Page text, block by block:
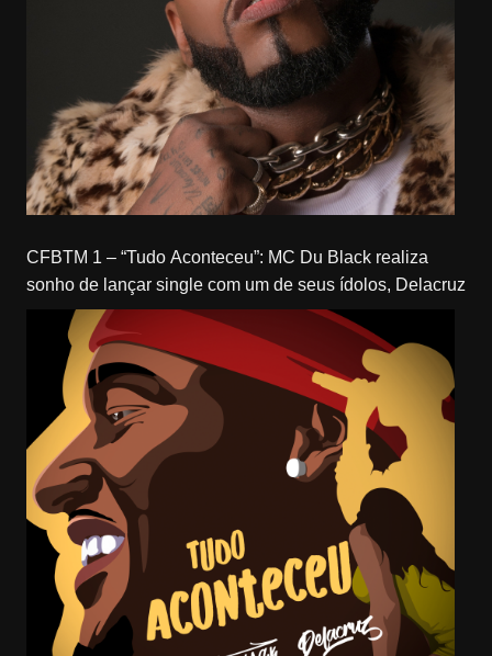
CFBTM 1 – “Tudo Aconteceu”: MC Du Black realiza
sonho de lançar single com um de seus ídolos, Delacruz